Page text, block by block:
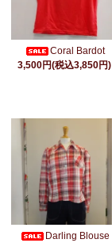
Coral Bardot
3,500円(税込3,850円)
Darling Blouse